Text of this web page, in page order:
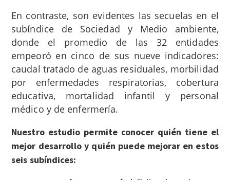
En contraste, son evidentes las secuelas en el
subíndice de Sociedad y Medio ambiente,
donde el promedio de las 32 entidades
empeoró en cinco de sus nueve indicadores:
caudal tratado de aguas residuales, morbilidad
por enfermedades respiratorias, cobertura
educativa, mortalidad infantil y personal
médico y de enfermería.
Nuestro estudio permite conocer quién tiene el
mejor desarrollo y quién puede mejorar en estos
seis subíndices: